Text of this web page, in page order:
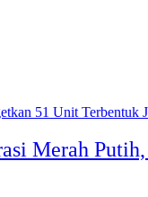
Merah